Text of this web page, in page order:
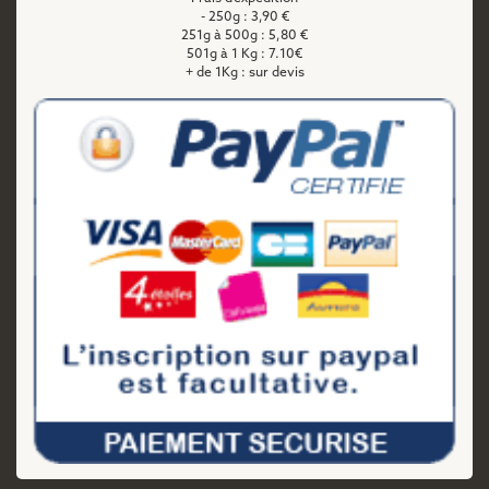
- 250g : 3,90 €
251g à 500g : 5,80 €
501g à 1 Kg : 7.10€
+ de 1Kg : sur devis